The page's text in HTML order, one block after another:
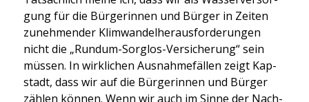
gung für die Bür­ge­rin­nen und Bür­ger in Zei­ten
zuneh­men­der Klim­wan­del­her­aus­for­de­run­gen
nicht die „Rund­um-Sorg­los-Ver­si­che­rung“ sein
müs­sen. In wirk­li­chen Aus­nah­me­fäl­len zeigt Kap­
stadt, dass wir auf die Bür­ge­rin­nen und Bür­ger
zäh­len kön­nen. Wenn wir auch im Sin­ne der Nach­